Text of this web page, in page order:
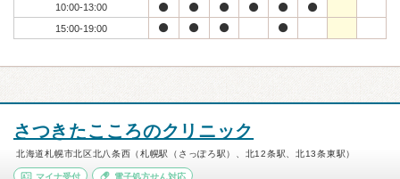
10:00-13:00
15:00-19:00
さつきたこころのクリニック
北海道札幌市北区北八条西（札幌駅（さっぽろ駅）、北12条駅、北13条東駅）
マイナ受付 電子処方せん対応